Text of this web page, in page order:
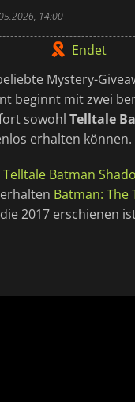
14:00
Endet
Mystery-
beginnt mit zwei
sowohl Telltale
erhalten können.
Telltale Batman
Batman: The
2017 erschienen